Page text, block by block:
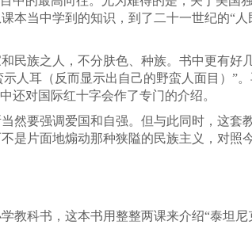
本当中学到的知识，到了二十一世纪的“人
民族之人，不分肤色、种族。书中更有好
人耳（反而显示出自己的野蛮人面目）”
还对国际红十字会作了专门的介绍。
然要强调爱国和自强。但与此同时，这套
是片面地煽动那种狭隘的民族主义，对照
教科书，这本书用整整两课来介绍“泰坦尼